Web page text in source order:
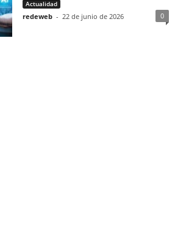
Actualidad
redeweb - 22 de junio de 2026 0